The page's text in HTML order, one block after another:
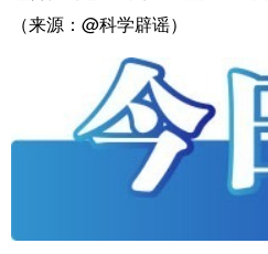
（来源：@科学辟谣）